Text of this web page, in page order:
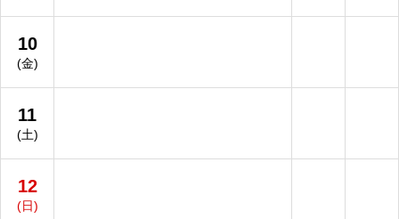
10
(金)
11
(土)
12
(日)